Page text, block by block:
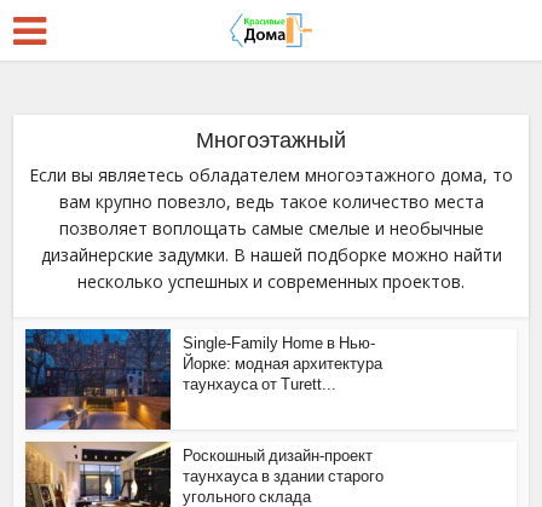
Многоэтажный
Если вы являетесь обладателем многоэтажного дома, то
вам крупно повезло, ведь такое количество места
позволяет воплощать самые смелые и необычные
дизайнерские задумки. В нашей подборке можно найти
несколько успешных и современных проектов.
Single-Family Home в Нью-
Йорке: модная архитектура
таунхауса от Turett...
Роскошный дизайн-проект
таунхауса в здании старого
угольного склада